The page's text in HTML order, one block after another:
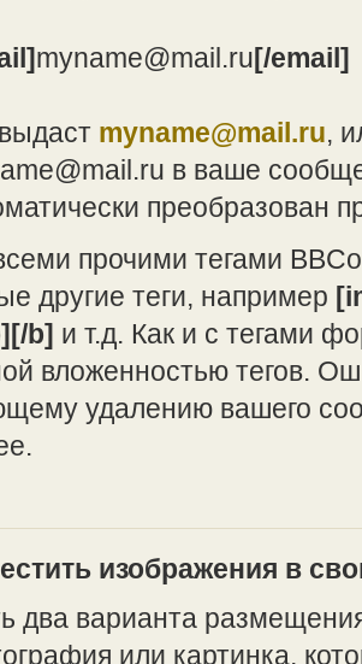
myname@mail.ru[/email]
myname@mail.ru,
в ваше
преобразован
прочими тегами
другие теги, например
b] и т.д. Как и с тегами
вложенностью тегов.
удалению вашего
изображения в
два варианта
или картинка,